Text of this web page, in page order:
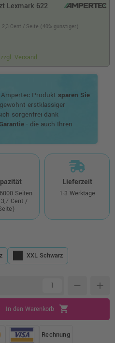
Lexmark 622
2,3 Cent / Seite (40% günstiger)
zzgl. Versand
Produkt sparen Sie
erstklassiger
sorgenfrei dank
- die auch Ihren
Seiten
Cent /
Lieferzeit
1-3 Werktage
XXL Schwarz
remove add
In den Warenkorb shopping_cart
Rechnung